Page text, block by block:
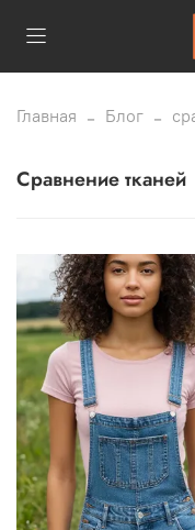
Главная Блог
сравнение тканей